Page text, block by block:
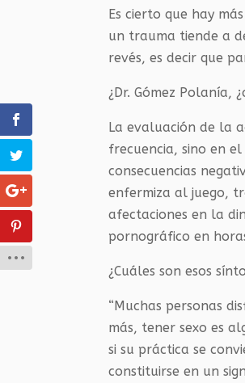
Es cierto que hay
un trauma tiende a
revés, es decir que
¿Dr. Gómez Polanía,
La evaluación de la
frecuencia, sino en
consecuencias
enfermiza al juego,
afectaciones en la
pornográfico en
¿Cuáles son esos
“Muchas personas
más, tener sexo es
si su práctica se
constituirse en un